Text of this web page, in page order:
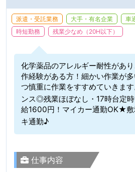
派遣・受託業務 大手・有名企業 車
時短勤務
残業少なめ（20H以下）
化学薬品のアレルギー耐性があ
作経験がある方！細かい作業が
つ慎重に作業をすすめていきま
ンス◎残業ほぼなし・17時台定
給1600円！マイカー通勤OK★敷
キ通勤♪
仕事内容